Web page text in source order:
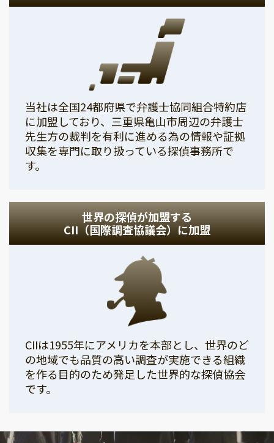
当社は全国24都府県で弁護士協同組合特約店
に加盟しており、三重県亀山市周辺の弁護士
先生方の裁判を有利に進める為の情報や証拠
収集を専門に取り扱っている探偵事務所で
す。
世界の探偵が加盟する
CII（国際調査協議会）に加盟
CIIは1955年にアメリカを本部とし、世界のど
の地域でも品質の高い調査が実施できる組織
を作る目的のため発足した世界的な探偵協会
です。